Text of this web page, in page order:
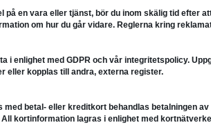
på en vara eller tjänst, bör du inom skälig tid efter
om hur du går vidare. Reglerna kring
i enlighet med GDPR och vår integritetspolicy.
eller kopplas till andra, externa register.
med betal- eller kreditkort behandlas betalningen
All kortinformation lagras i enlighet med